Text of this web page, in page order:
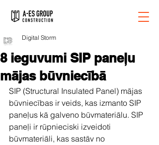
8 ieguvumi SIP paneļu
mājas būvniecībā
Digital Storm
SIP (Structural Insulated Panel) mājas
būvniecības ir veids, kas izmanto SIP
paneļus kā galveno būvmateriālu. SIP
paneļi ir rūpnieciski izveidoti
būvmateriāli, kas sastāv no